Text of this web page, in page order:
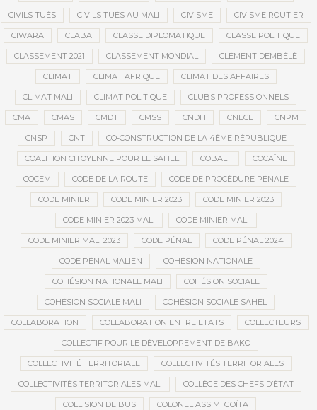
CIVILS TUÉS CIVILS TUÉS AU MALI CIVISME CIVISME ROUTIER
CIWARA CLABA CLASSE DIPLOMATIQUE CLASSE POLITIQUE
CLASSEMENT 2021 CLASSEMENT MONDIAL CLÉMENT DEMBÉLÉ
CLIMAT CLIMAT AFRIQUE CLIMAT DES AFFAIRES
CLIMAT MALI CLIMAT POLITIQUE CLUBS PROFESSIONNELS
CMA CMAS CMDT CMSS CNDH CNECE CNPM
CNSP CNT CO-CONSTRUCTION DE LA 4ÈME RÉPUBLIQUE
COALITION CITOYENNE POUR LE SAHEL COBALT COCAÏNE
COCEM CODE DE LA ROUTE CODE DE PROCÉDURE PÉNALE
CODE MINIER CODE MINIER 2023 CODE MINIER 2023
CODE MINIER 2023 MALI CODE MINIER MALI
CODE MINIER MALI 2023 CODE PÉNAL CODE PÉNAL 2024
CODE PÉNAL MALIEN COHÉSION NATIONALE
COHÉSION NATIONALE MALI COHÉSION SOCIALE
COHÉSION SOCIALE MALI COHÉSION SOCIALE SAHEL
COLLABORATION COLLABORATION ENTRE ETATS COLLECTEURS
COLLECTIF POUR LE DÉVELOPPEMENT DE BAKO
COLLECTIVITÉ TERRITORIALE COLLECTIVITÉS TERRITORIALES
COLLECTIVITÉS TERRITORIALES MALI COLLÈGE DES CHEFS D’ÉTAT
COLLISION DE BUS COLONEL ASSIMI GOÏTA